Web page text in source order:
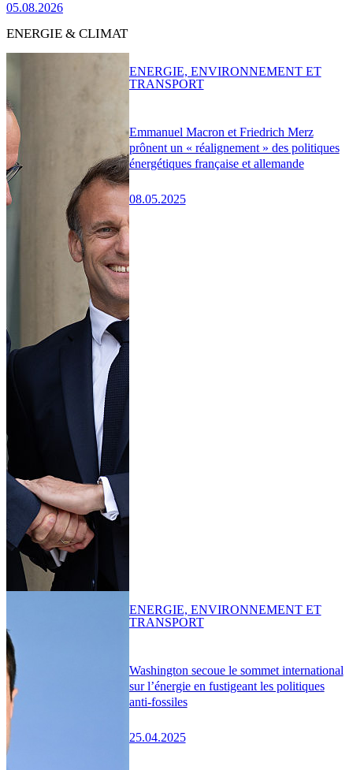
05.08.2026
ENERGIE & CLIMAT
Emmanuel Macron et Friedrich Merz
prônent un « réalignement » des politiques
énergétiques française et allemande
08.05.2025
ENERGIE, ENVIRONNEMENT ET
TRANSPORT
Washington secoue le sommet international
sur l’énergie en fustigeant les politiques
anti-fossiles
25.04.2025
ENERGIE, ENVIRONNEMENT ET
TRANSPORT